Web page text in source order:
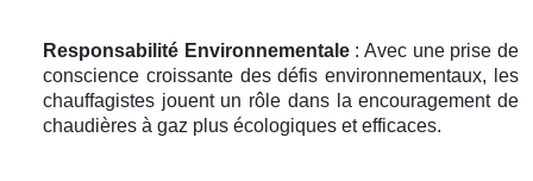
Responsabilité Environnementale: Avec une prise de
conscience croissante des défis environnementaux, les
chauffagistes jouent un rôle dans la encouragement de
chaudières à gaz plus écologiques et efficaces.